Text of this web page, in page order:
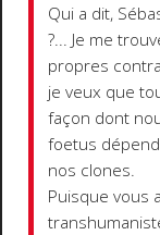
Qui a dit,
?... Je me
propres
je veux que
façon dont
foetus
nos clones.
Puisque vous